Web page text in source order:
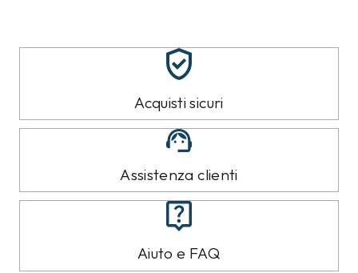
Acquisti sicuri
Assistenza clienti
Aiuto e FAQ